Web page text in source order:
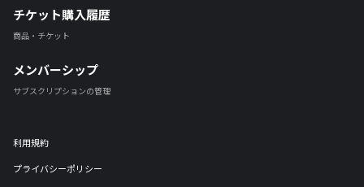
チケット購入履歴
商品・チケット
メンバーシップ
サブスクリプションの管理
利用規約
プライバシーポリシー